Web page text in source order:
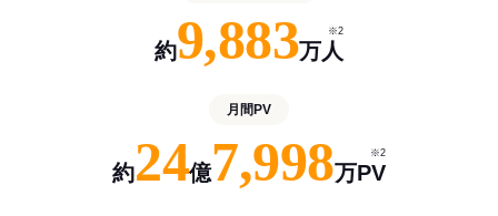
約9,883万人
※2
月間PV
約24億7,998万PV
※2